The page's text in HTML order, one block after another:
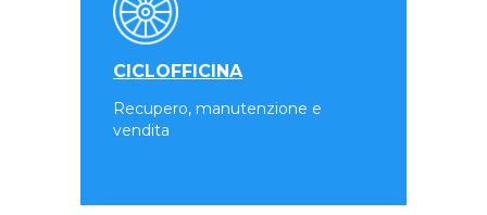
CICLOFFICINA
Recupero, manutenzione e
vendita